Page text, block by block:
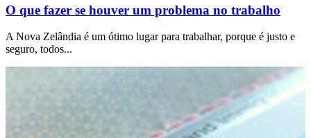
O que fazer se houver um problema no trabalho
A Nova Zelândia é um ótimo lugar para trabalhar, porque é justo e
seguro, todos...